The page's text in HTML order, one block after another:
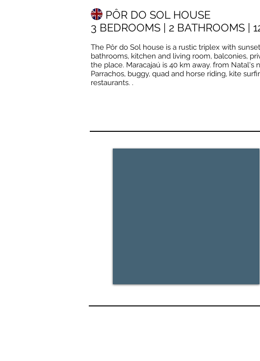
PÔR DO SOL HOUSE
3 BEDROOMS | 2 BATHROOMS |
The Pôr do Sol house is a rustic triplex with
bathrooms, kitchen and living room, balconies,
the place. Maracajaú is 40 km away. from
Parrachos, buggy, quad and horse riding, kite
restaurants. .